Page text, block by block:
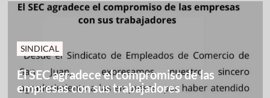
SINDICAL
El SEC agradece el compromiso de las
empresas con sus trabajadores